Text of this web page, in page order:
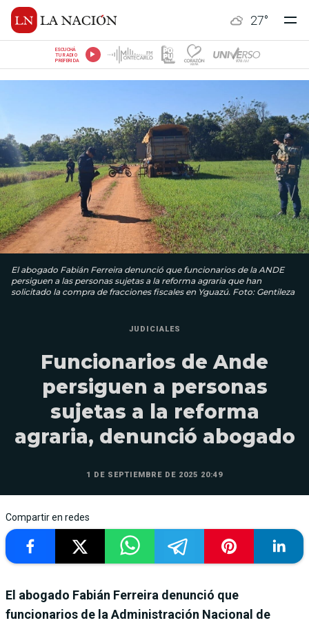
27°
ESCUCHÁ
TU RADIO
PREFERIDA
El abogado Fabián Ferreira denunció que funcionarios de la ANDE
persiguen a las personas sujetas a la reforma agraria que han
solicitado la compra de fracciones fiscales en Yguazú. Foto: Gentileza
JUDICIALES
Funcionarios de Ande
persiguen a personas
sujetas a la reforma
agraria, denunció abogado
1 DE SEPTIEMBRE DE 2025 20:49
Compartir en redes
El abogado Fabián Ferreira denunció que
funcionarios de la Administración Nacional de